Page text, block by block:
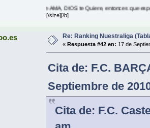
Te AMA, DIOS te Quiere, entonces que esperas? lea
[/size][/b]
Re: Ranking Nuestraliga
« Respuesta #42 en: 17 de
Cita de: F.C.
Septiembre de
Cita de: F.C.